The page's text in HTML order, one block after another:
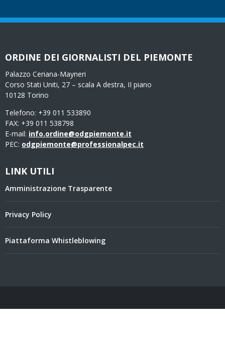
ORDINE DEI GIORNALISTI DEL PIEMONTE
Palazzo Ceriana-Mayneri
Corso Stati Uniti, 27 – scala A destra, II piano
10128 Torino
Telefono: +39 011 533890
FAX: +39 011 538798
E-mail: info.ordine@odgpiemonte.it
PEC: odgpiemonte@professionalpec.it
LINK UTILI
Amministrazione Trasparente
Privacy Policy
Piattaforma Whistleblowing